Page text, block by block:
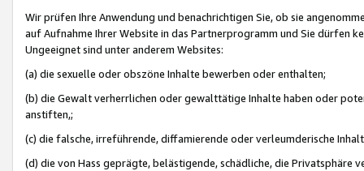
Wir prüfen Ihre Anwendung und benachrichtigen Sie, ob sie
auf Aufnahme Ihrer Website in das Partnerprogramm und Sie dürfen
Ungeeignet sind unter anderem Websites:
(a) die sexuelle oder obszöne Inhalte bewerben oder enthalten;
(b) die Gewalt verherrlichen oder gewalttätige Inhalte haben oder
anstiften,;
(c) die falsche, irreführende, diffamierende oder verleumderische
(d) die von Hass geprägte, belästigende, schädliche, die Privatsphäre